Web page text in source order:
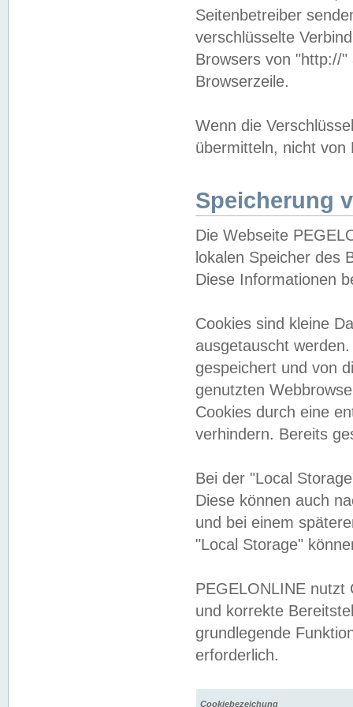
Seitenbetreiber
verschlüsselte
Browsers von "http://
Browserzeile.
Wenn die
übermitteln, nicht von
Speicherung
Die Webseite
lokalen Speicher des
Diese Informationen
Cookies sind kleine
ausgetauscht
gespeichert und von
genutzten
Cookies durch eine
verhindern. Bereits
Bei der "Local
Diese können auch
und bei einem
"Local Storage"
PEGELONLINE nutzt
und korrekte
grundlegende
erforderlich.
Cookiebezeichung